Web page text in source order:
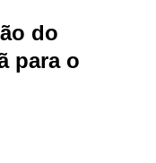
do
para o